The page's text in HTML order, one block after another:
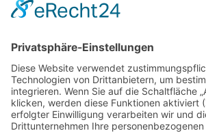
Spende direkt via PayPal
JETZT SPENDEN
paypal@heilbronner-tierschutz.de